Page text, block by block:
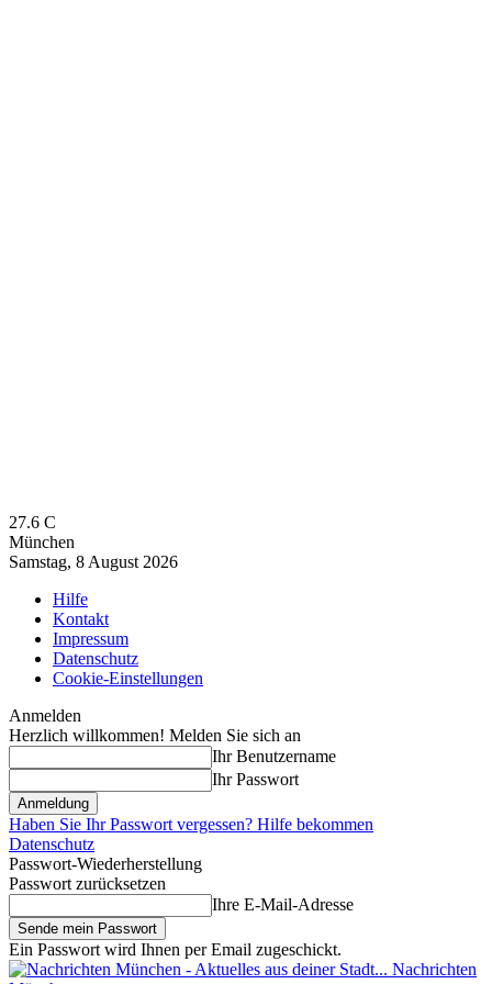
27.6 C
München
Samstag, 8 August 2026
Hilfe
Kontakt
Impressum
Datenschutz
Cookie-Einstellungen
Anmelden
Herzlich willkommen! Melden Sie sich an
Ihr Benutzername
Ihr Passwort
Haben Sie Ihr Passwort vergessen? Hilfe bekommen
Datenschutz
Passwort-Wiederherstellung
Passwort zurücksetzen
Ihre E-Mail-Adresse
Ein Passwort wird Ihnen per Email zugeschickt.
Nachrichten